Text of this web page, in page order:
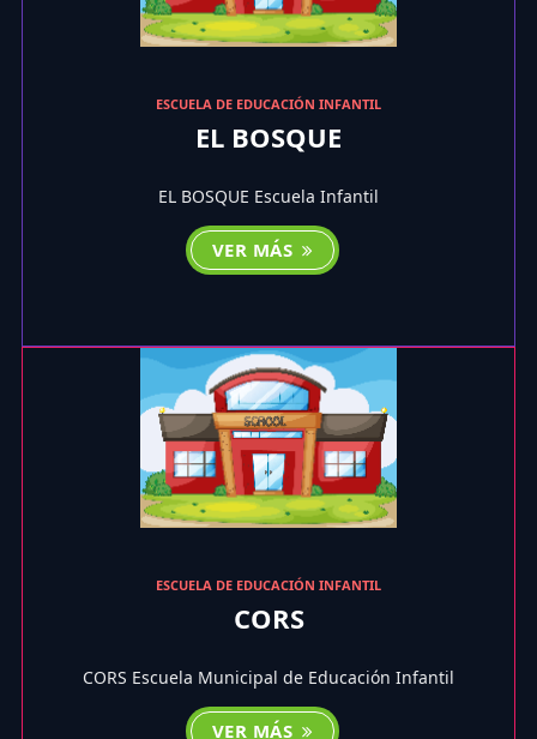
ESCUELA DE EDUCACIÓN INFANTIL
EL BOSQUE
EL BOSQUE Escuela Infantil
VER MÁS
ESCUELA DE EDUCACIÓN INFANTIL
CORS
CORS Escuela Municipal de Educación Infantil
VER MÁS